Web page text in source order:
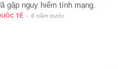
gặp nguy hiểm tính mạng.
TẾ - 6 năm trước